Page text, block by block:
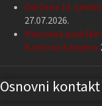
Održana 13.
27.07.2026.
Nastavak podrške
Kantona Sarajevo
Osnovni